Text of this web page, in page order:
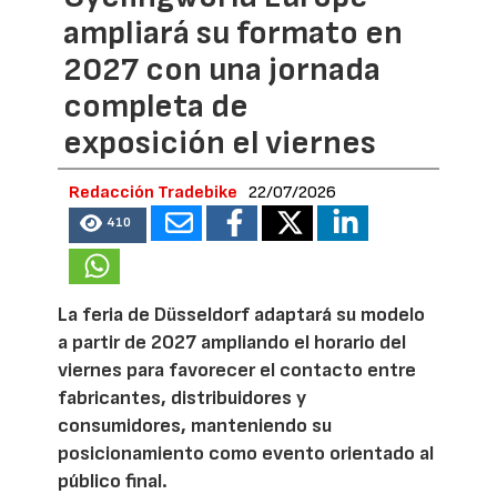
ampliará su formato en
2027 con una jornada
completa de
exposición el viernes
Redacción Tradebike 22/07/2026
410
La feria de Düsseldorf adaptará su modelo
a partir de 2027 ampliando el horario del
viernes para favorecer el contacto entre
fabricantes, distribuidores y
consumidores, manteniendo su
posicionamiento como evento orientado al
público final.